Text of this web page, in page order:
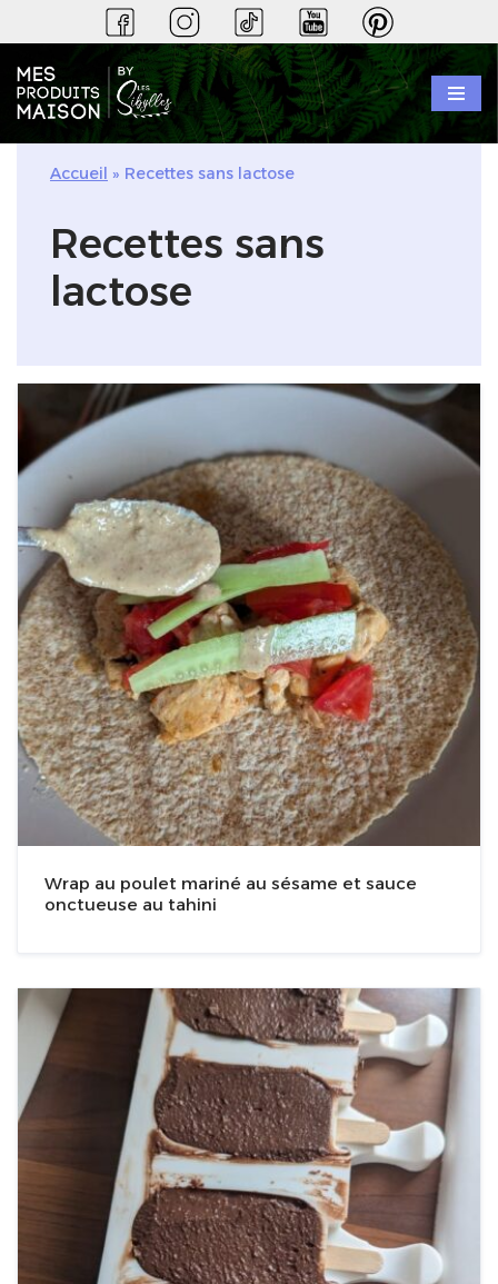
au
contenu
Accueil » Recettes sans lactose
Recettes sans
lactose
Wrap au poulet mariné au sésame et sauce
onctueuse au tahini